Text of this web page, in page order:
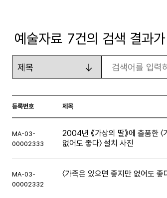
예술자료 7건의 검색 결과
검색
등록번호 제목
MA-03-
00002333
2004년 《가상의 딸》에 출품한
없어도 좋다〉 설치 사진
MA-03-
00002332
〈가족은 있으면 좋지만 없어도 좋